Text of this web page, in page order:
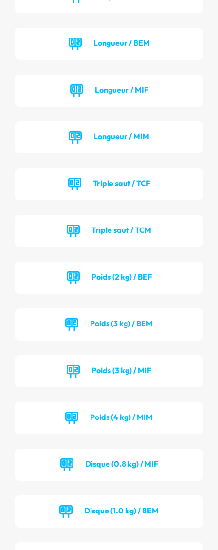
Longueur / BEM
Longueur / MIF
Longueur / MIM
Triple saut / TCF
Triple saut / TCM
Poids (2 kg) / BEF
Poids (3 kg) / BEM
Poids (3 kg) / MIF
Poids (4 kg) / MIM
Disque (0.8 kg) / MIF
Disque (1.0 kg) / BEM